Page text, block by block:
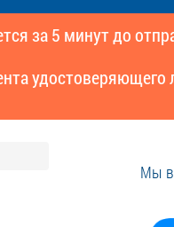
за 5 минут до
удостоверяющего
Мы в